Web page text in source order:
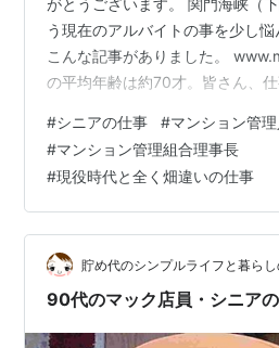
う現在のアルバイトの事を少し悩
こんな記事がありました。
の平均年齢は約70才。皆さん、
上は清掃ですから、体を動かすこ
ょう。『1日に平均2万歩も歩く』
ら。 しかしそれよりも、居住者
う』と喜んでもらえることがモ
ているようです」 と話すのは、
だ。 「それに加え、…
#シニアの仕事 #マンション管理
#マンション管理組合理事長
#現役時代と全く畑違いの仕事
貯め代のシンプルライフと暮らし
90代のマック店員・シニア